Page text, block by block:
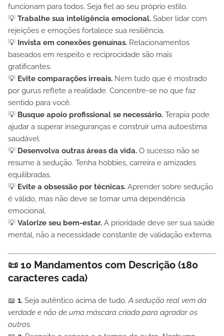
funcionam para todos. Seja fiel ao seu próprio estilo.
💡 Trabalhe sua inteligência emocional. Saber lidar com
rejeições e emoções fortalece sua resiliência.
💡 Invista em conexões genuínas. Relacionamentos
baseados em respeito e reciprocidade são mais
gratificantes.
💡 Evite comparações irreais. Nem tudo que é mostrado
por gurus reflete a realidade. Concentre-se no que faz
sentido para você.
💡 Busque apoio profissional se necessário. Terapia pode
ajudar a superar inseguranças e construir uma autoestima
saudável.
💡 Desenvolva outras áreas da vida. O sucesso não se
resume à sedução. Tenha hobbies, carreira e amizades
equilibradas.
💡 Evite a obsessão por técnicas. Aprender sobre sedução
é válido, mas não deve se tornar uma dependência
emocional.
💡 Valorize seu bem-estar. A prioridade deve ser sua saúde
mental, não a necessidade constante de validação externa.
📜 10 Mandamentos com Descrição (180
caracteres cada)
📖 1. Seja autêntico acima de tudo. A sedução real vem da
verdade e não de uma máscara criada para agradar os
outros.